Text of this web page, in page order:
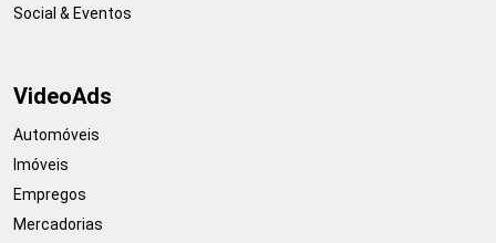
Social & Eventos
VideoAds
Automóveis
Imóveis
Empregos
Mercadorias